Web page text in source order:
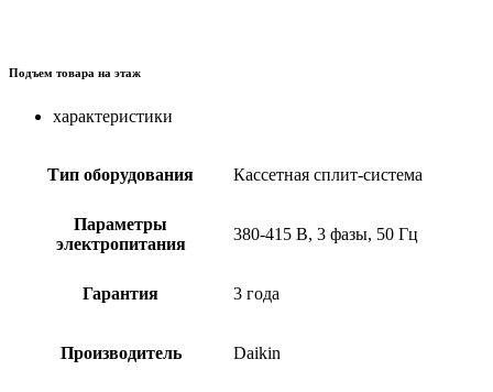
Подъем товара на этаж
характеристики
Тип оборудования Кассетная сплит-система
Параметры
электропитания
380-415 В, 3 фазы, 50 Гц
Гарантия 3 года
Производитель Daikin